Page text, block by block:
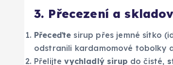
3. Přecezení a
Přeceďte sirup přes jemné sítko
odstranili kardamomové tobolky
Přelijtevychladlý sirup do čisté,